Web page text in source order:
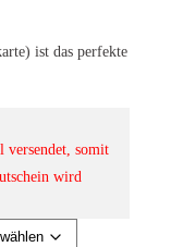
ist das perfekte
versendet, somit
wird